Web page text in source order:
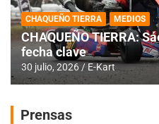
CHAQUEÑO TIERRA MEDIOS
CHAQUEÑO TIERRA:
fecha clave
30 julio, 2026 E-Kart
Prensas